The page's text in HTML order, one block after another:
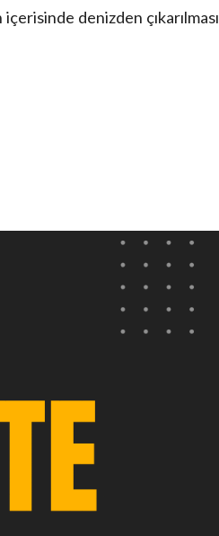
denizden çıkarılması